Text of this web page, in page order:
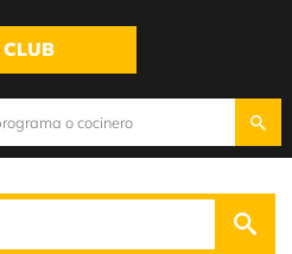
CLUB